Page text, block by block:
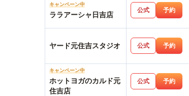
キャンペーン中
ララアーシャ日吉店
公式 予約
ヤード元住吉スタジオ 公式 予約
キャンペーン中
ホットヨガのカルド元
住吉店
公式 予約